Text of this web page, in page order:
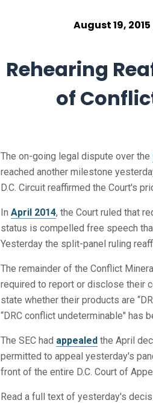
August 19, 2015
Rehearing
of
The on-going legal dispute over the
reached another milestone
D.C. Circuit reaffirmed the Court's
InApril 2014, the Court ruled that
status is compelled free speech
Yesterday the split-panel ruling
The remainder of the Conflict
required to report or disclose their
state whether their products are
“DRC conflict undeterminable" has
The SEC had appealed the April
permitted to appeal yesterday's
front of the entire D.C. Court of
Read a full text of yesterday's